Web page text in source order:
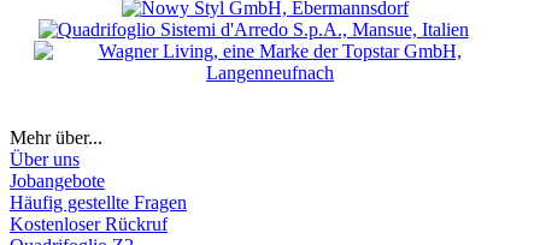
Mehr über...
Über uns
Jobangebote
Häufig gestellte Fragen
Kostenloser Rückruf